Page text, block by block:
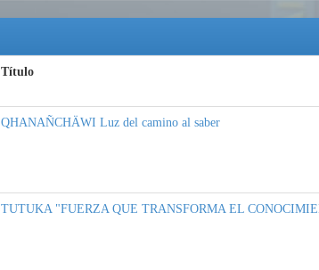
Título
QHANAÑCHÄWI Luz del camino al saber
TUTUKA "FUERZA QUE TRANSFORMA EL